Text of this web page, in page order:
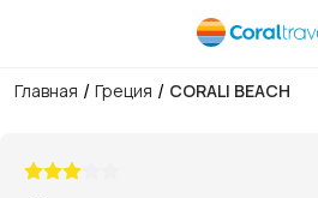
Главная / Греция / CORALI BEACH